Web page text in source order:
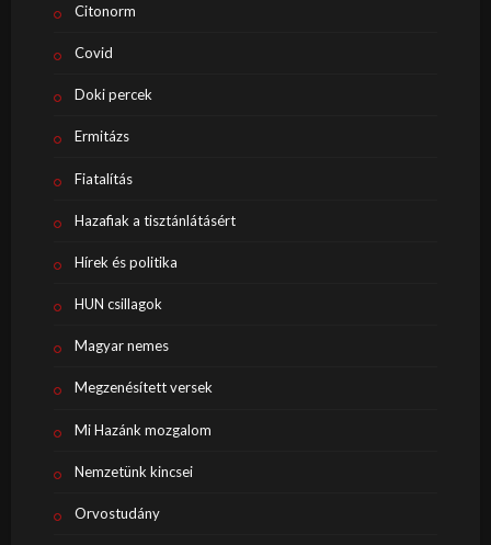
Citonorm
Covid
Doki percek
Ermitázs
Fiatalítás
Hazafiak a tisztánlátásért
Hírek és politika
HUN csillagok
Magyar nemes
Megzenésített versek
Mi Hazánk mozgalom
Nemzetünk kincsei
Orvostudány